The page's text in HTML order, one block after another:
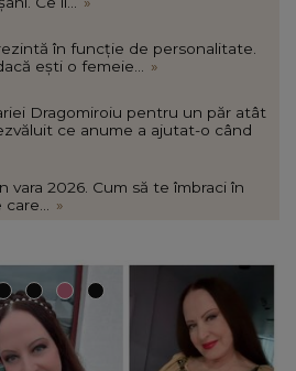
în funcție de personalitate.
ești o femeie... »
Dragomiroiu pentru un păr atât
ce anume a ajutat-o când
vara 2026. Cum să te îmbraci în
»